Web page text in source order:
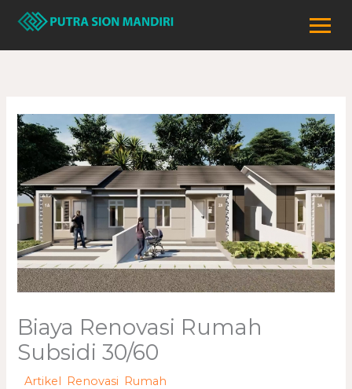
Lewati
konten
Biaya Renovasi Rumah
Subsidi 30/60
/Artikel Renovasi Rumah